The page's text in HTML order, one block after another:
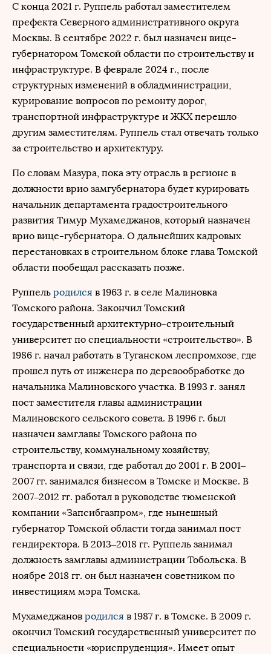
С конца 2021 г. Руппель работал заместителем
префекта Северного административного округа
Москвы. В сентябре 2022 г. был назначен вице-
губернатором Томской области по строительству и
инфраструктуре. В феврале 2024 г., после
структурных изменений в обладминистрации,
курирование вопросов по ремонту дорог,
транспортной инфраструктуре и ЖКХ перешло
другим заместителям. Руппель стал отвечать только
за строительство и архитектуру.
По словам Мазура, пока эту отрасль в регионе в
должности врио замгубернатора будет курировать
начальник департамента градостроительного
развития Тимур Мухамеджанов, который назначен
врио вице-губернатора. О дальнейших кадровых
перестановках в строительном блоке глава Томской
области пообещал рассказать позже.
Руппель родился в 1963 г. в селе Малиновка
Томского района. Закончил Томский
государственный архитектурно-строительный
университет по специальности «строительство». В
1986 г. начал работать в Туганском леспромхозе, где
прошел путь от инженера по деревообработке до
начальника Малиновского участка. В 1993 г. занял
пост заместителя главы администрации
Малиновского сельского совета. В 1996 г. был
назначен замглавы Томского района по
строительству, коммунальному хозяйству,
транспорта и связи, где работал до 2001 г. В 2001–
2007 гг. занимался бизнесом в Томске и Москве. В
2007–2012 гг. работал в руководстве тюменской
компании «Запсибгазпром», где нынешный
губернатор Томской области тогда занимал пост
гендиректора. В 2013–2018 гг. Руппель занимал
должность замглавы администрации Тобольска. В
ноябре 2018 гг. он был назначен советником по
инвестициям мэра Томска.
Мухамеджанов родился в 1987 г. в Томске. В 2009 г.
окончил Томский государственный университет по
специальности «юриспруденция». Имеет опыт